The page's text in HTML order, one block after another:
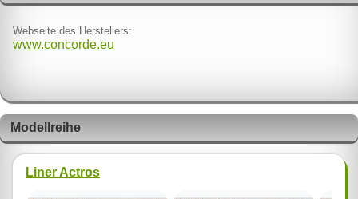
Webseite des Herstellers:
www.concorde.eu
Modellreihe
Liner Actros